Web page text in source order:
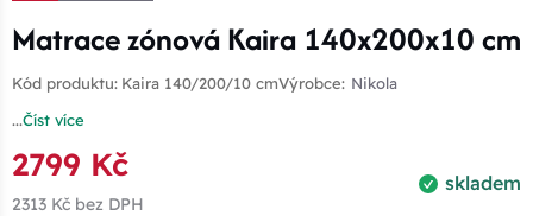
Matrace zónová Kaira 140x200x10 cm
Kód produktu: Kaira 140/200/10 cmVýrobce: Nikola
...Číst více
skladem
2799 Kč
2313 Kč bez DPH